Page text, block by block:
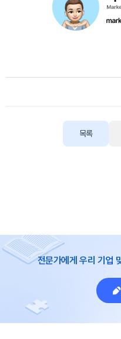
목록
전문가에게 우리 기업